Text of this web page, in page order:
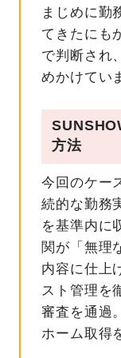
まじめに勤
てきたにも
で判断され
めかけてい
方法
今回のケー
続的な勤務
を基準内に
関が「無理
内容に仕上
スト管理を
審査を通過
ホーム取得